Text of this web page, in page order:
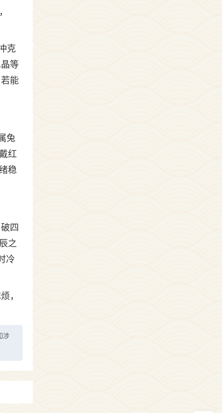
克
等
能
兔
红
稳
四
之
冷
，
涉